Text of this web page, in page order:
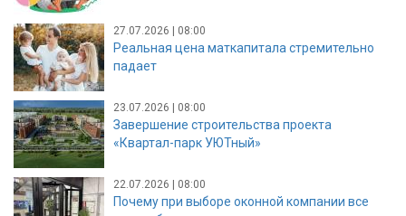
27.07.2026 | 08:00
Реальная цена маткапитала стремительно
падает
23.07.2026 | 08:00
Завершение строительства проекта
«Квартал-парк УЮТный»
22.07.2026 | 08:00
Почему при выборе оконной компании все